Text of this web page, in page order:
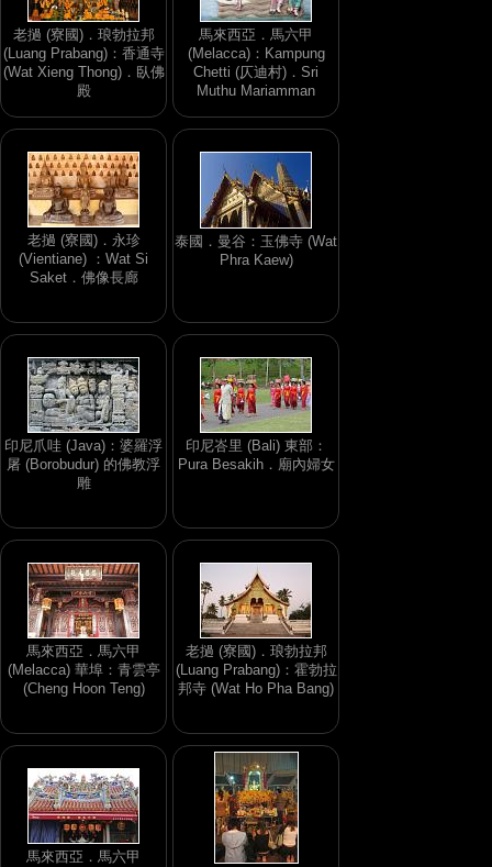
老撾 (寮國)．琅勃拉邦
(Luang Prabang)：香通寺
(Wat Xieng Thong)．臥佛
殿
馬來西亞．馬六甲
(Melacca)：Kampung
Chetti (仄迪村)．Sri
Muthu Mariamman
老撾 (寮國)．永珍
(Vientiane) ：Wat Si
Saket．佛像長廊
泰國．曼谷：玉佛寺 (Wat
Phra Kaew)
印尼爪哇 (Java)：婆羅浮
屠 (Borobudur) 的佛教浮
雕
印尼峇里 (Bali) 東部：
Pura Besakih．廟內婦女
馬來西亞．馬六甲
(Melacca) 華埠：青雲亭
(Cheng Hoon Teng)
老撾 (寮國)．琅勃拉邦
(Luang Prabang)：霍勃拉
邦寺 (Wat Ho Pha Bang)
馬來西亞．馬六甲